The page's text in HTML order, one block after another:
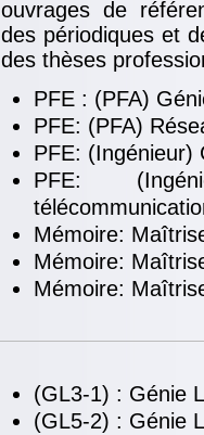
ouvrages de
des périodiques et
des thèses
PFE : (PFA)
PFE: (PFA)
PFE: (Ingénieur)
PFE:
Mémoire:
Mémoire:
Mémoire:
(GL3-1) : Génie
(GL5-2) : Génie